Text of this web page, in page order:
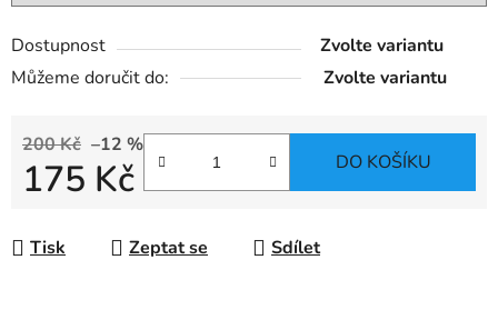
Dostupnost
Zvolte variantu
Můžeme doručit do:
Zvolte variantu
200 Kč –12 %
175 Kč DO KOŠÍKU
Tisk Zeptat se Sdílet